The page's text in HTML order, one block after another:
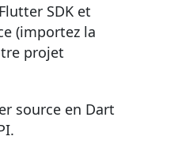
SDK et
(importez la
projet
source en Dart